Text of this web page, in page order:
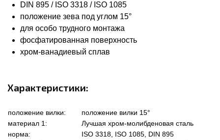
DIN 895 / ISO 3318 / ISO 1085
положение зева под углом 15°
для особо трудного монтажа
фосфатированная поверхность
хром-ванадиевый сплав
Характеристики:
положение вилки:
положение вилки 15°
материал 1:
Лучшая хром-молибденовая сталь
норма:
ISO 3318, ISO 1085, DIN 895